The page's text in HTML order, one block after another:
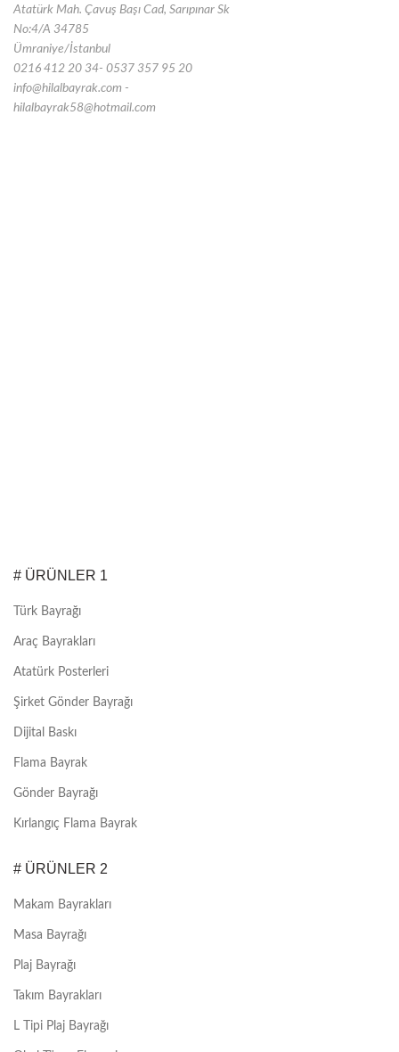
Atatürk Mah. Çavuş Başı Cad, Sarıpınar Sk
No:4/A 34785
Ümraniye/İstanbul
0216 412 20 34- 0537 357 95 20
info@hilalbayrak.com -
hilalbayrak58@hotmail.com
# ÜRÜNLER 1
Türk Bayrağı
Araç Bayrakları
Atatürk Posterleri
Şirket Gönder Bayrağı
Dijital Baskı
Flama Bayrak
Gönder Bayrağı
Kırlangıç Flama Bayrak
# ÜRÜNLER 2
Makam Bayrakları
Masa Bayrağı
Plaj Bayrağı
Takım Bayrakları
L Tipi Plaj Bayrağı